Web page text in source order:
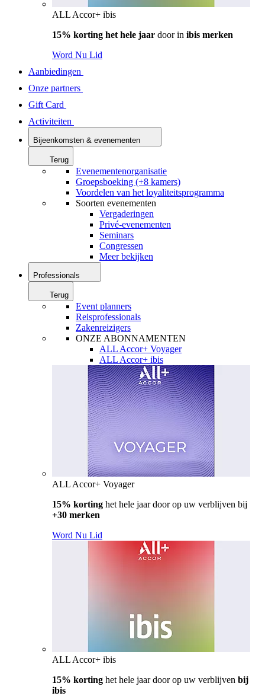
ALL Accor+ ibis
15% korting het hele jaar door in ibis merken
Word Nu Lid
Aanbiedingen
Onze partners
Gift Card
Activiteiten
Bijeenkomsten & evenementen
Terug
Evenementenorganisatie
Groepsboeking (+8 kamers)
Voordelen van het loyaliteitsprogramma
Soorten evenementen
Vergaderingen
Privé-evenementen
Seminars
Congressen
Meer bekijken
Professionals
Terug
Event planners
Reisprofessionals
Zakenreizigers
ONZE ABONNAMENTEN
ALL Accor+ Voyager
ALL Accor+ ibis
ALL Accor+ Voyager
15% korting het hele jaar door op uw verblijven bij
+30 merken
Word Nu Lid
ALL Accor+ ibis
15% korting het hele jaar door op uw verblijven bij
ibis